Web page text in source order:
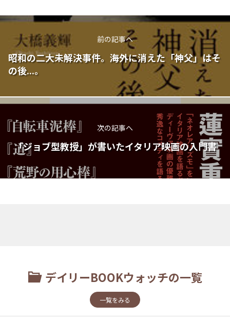
前の記事へ
昭和の二大未解決事件。海外に消えた「神父」はそ
の後...。
次の記事へ
「ジョブ型教授」が書いたイタリア映画の入門書
デイリーBOOKウォッチの一覧
一覧をみる